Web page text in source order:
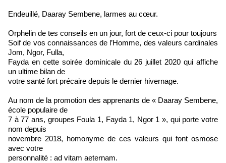
Endeuillé, Daaray Sembene, larmes au cœur.
Orphelin de tes conseils en un jour, fort de ceux-ci pour toujours
Soif de vos connaissances de l’Homme, des valeurs cardinales
Jom, Ngor, Fulla,
Fayda en cette soirée dominicale du 26 juillet 2020 qui affiche
un ultime bilan de
votre santé fort précaire depuis le dernier hivernage.
Au nom de la promotion des apprenants de « Daaray Sembene,
école populaire de
7 à 77 ans, groupes Foula 1, Fayda 1, Ngor 1 », qui porte votre
nom depuis
novembre 2018, homonyme de ces valeurs qui font osmose
avec votre
personnalité : ad vitam aeternam.